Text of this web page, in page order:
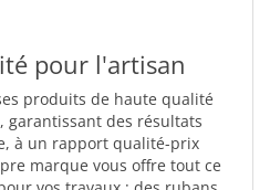
pour l'artisan
produits de haute qualité
garantissant des résultats
à un rapport qualité-prix
marque vous offre tout ce